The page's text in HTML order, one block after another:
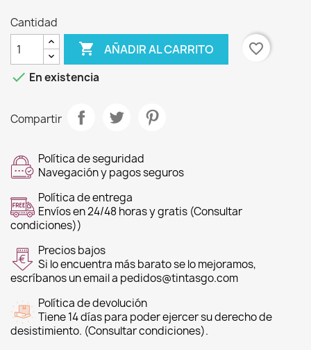
Cantidad
 AÑADIR AL CARRITO
favorite_border
 En existencia
Compartir
Política de seguridad
Navegación y pagos seguros
Política de entrega
Envíos en 24/48 horas y gratis (Consultar
condiciones))
Precios bajos
Si lo encuentra más barato se lo mejoramos,
escríbanos un email a pedidos@tintasgo.com
Política de devolución
Tiene 14 días para poder ejercer su derecho de
desistimiento. (Consultar condiciones).